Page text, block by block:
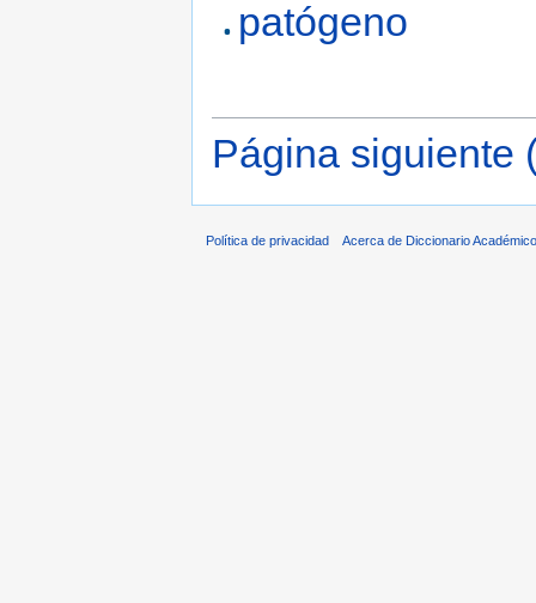
patógeno
Página siguiente
Política de privacidad Acerca de Diccionario